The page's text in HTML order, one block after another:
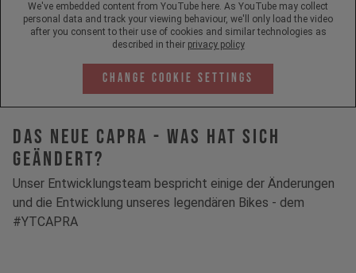
We've embedded content from YouTube here. As YouTube may collect
personal data and track your viewing behaviour, we'll only load the video
after you consent to their use of cookies and similar technologies as
described in their privacy policy
Change Cookie Settings
Das neue Capra - Was hat sich
geändert?
Unser Entwicklungsteam bespricht einige der Änderungen
und die Entwicklung unseres legendären Bikes - dem
#YTCAPRA